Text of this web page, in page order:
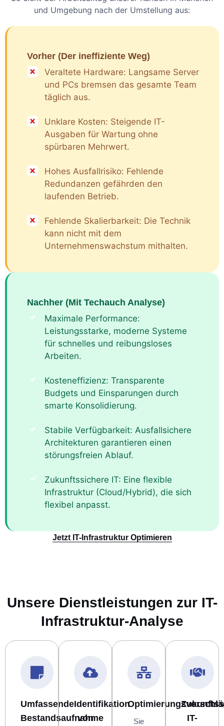
und Umgebung nach der Umstellung aus:
Vorher (Der ineffiziente Weg)
Veraltete Hardware: Langsame Server
und PCs bremsen das gesamte Team
täglich aus.
Unklare Kosten: Steigende IT-
Ausgaben für Wartung ohne
spürbaren Mehrwert.
Hohes Ausfallrisiko: Fehlende
Redundanzen gefährden den
laufenden Betrieb.
Fehlende Skalierbarkeit: Die Technik
kann nicht mit dem
Unternehmenswachstum mithalten.
Nachher (Mit Techauch Analyse)
Maximale Performance:
Leistungsstarke, moderne Systeme
für schnelles und reibungsloses
Arbeiten.
Kosteneffizienz: Transparente
Budgets und Einsparungen durch
smarte Konsolidierung.
Stabile Verfügbarkeit: Ausfallsichere
Architekturen garantieren einen
störungsfreien Ablauf.
Zukunftssichere IT: Eine flexible
Infrastruktur (Cloud/Hybrid), die sich
flexibel anpasst.
Jetzt IT-Infrastruktur Optimieren
Unsere Dienstleistungen zur IT-
Infrastruktur-Analyse
Umfassende
Bestandsaufnahme
Identifikation
von
Sie
IT-